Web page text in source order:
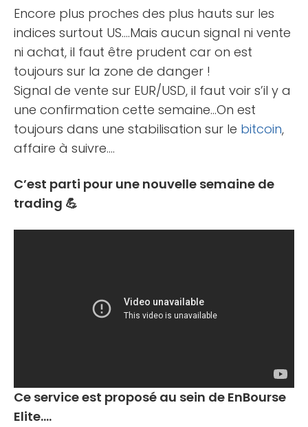
Encore plus proches des plus hauts sur les
indices surtout US….Mais aucun signal ni vente
ni achat, il faut être prudent car on est
toujours sur la zone de danger !
Signal de vente sur EUR/USD, il faut voir s’il y a
une confirmation cette semaine…On est
toujours dans une stabilisation sur le bitcoin,
affaire à suivre….
C’est parti pour une nouvelle semaine de
trading 💪
Ce service est proposé au sein de EnBourse
Elite….